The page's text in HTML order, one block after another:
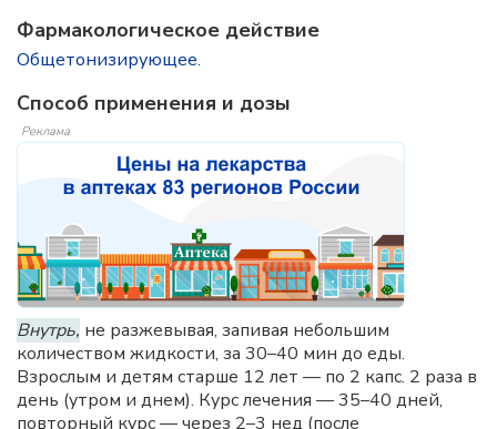
Фармакологическое действие
Общетонизирующее.
Способ применения и дозы
Реклама
Внутрь, не разжевывая, запивая небольшим
количеством жидкости, за 30–40 мин до еды.
Взрослым и детям старше 12 лет — по 2 капс. 2 раза в
день (утром и днем). Курс лечения — 35–40 дней,
повторный курс — через 2–3 нед (после